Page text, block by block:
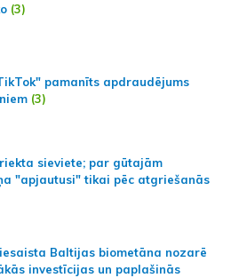
(3)
pamanīts apdraudējums
(3)
sieviete; par gūtajām
"apjautusi" tikai pēc atgriešanās
Baltijas biometāna nozarē
investīcijas un paplašinās